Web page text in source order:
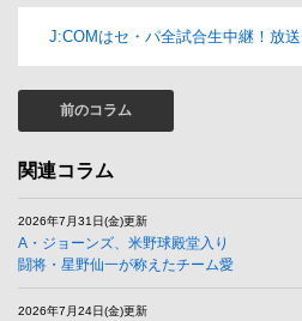
J:COMはセ・パ全試合生中継！放
前のコラム
関連コラム
2026年7月31日(金)更新
A・ジョーンズ、米野球殿堂入り
闘将・星野仙一が称えたチーム愛
2026年7月24日(金)更新